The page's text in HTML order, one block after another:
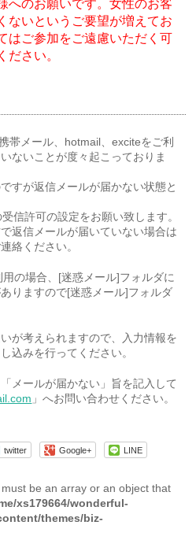
へのお願いです。女性のお客
ないというご要望が増えてお
はご参加をご遠慮いただく可
ださい。
メール、hotmail、exciteをご利
ないことが度々起こっておりま
すが返信メールが届かない状態と
受信許可の設定をお願い致します。
返信メールが届いていない場合は
絡ください。
の場合、[迷惑メール]フォルダに
りますので[迷惑メール]フォルダ
が考えられますので、入力情報を
込みを行ってください。
メールが届かない」旨を記入して
」へお問い合わせください。
twitter Google+ LINE
be an array or an object that
xs179664/wonderful-
themes/biz-